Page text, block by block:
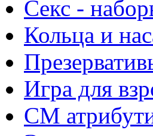
Секс -
Кольца и
Игра для
СМ